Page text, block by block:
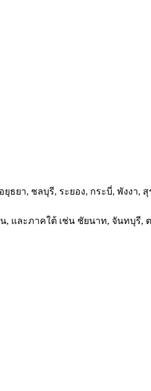
ธยา, ชลบุรี, ระยอง, กระบี่, พังงา,
และภาคใต้ เช่น ชัยนาท, จันทบุรี,